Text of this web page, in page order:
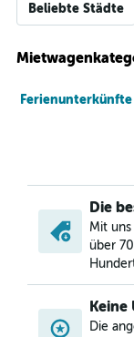
Beliebte Städte
Die
Mit
über
Keine
Die